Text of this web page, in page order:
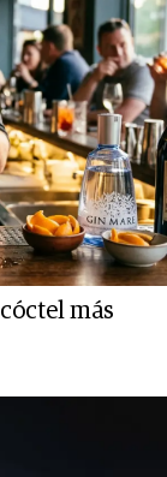
más